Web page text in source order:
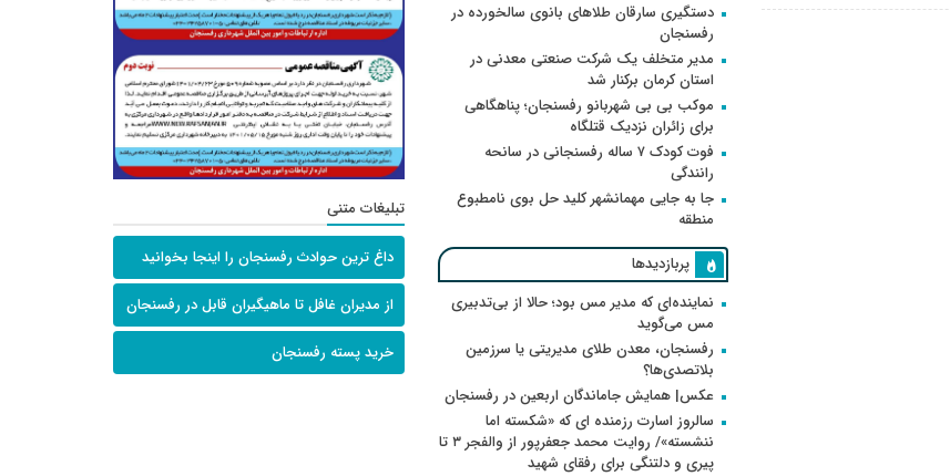
دستگیری سارقان طلاهای بانوی سالخورده در
رفسنجان
مدیر متخلف یک شرکت صنعتی معدنی در
استان کرمان برکنار شد
موکب بی بی شهربانو رفسنجان؛ پناهگاهی
برای زائران نزدیک قتلگاه
فوت کودک ۷ ساله رفسنجانی در سانحه
رانندگی
جا به جایی مهمانشهر کلید حل بوی نامطبوع
منطقه
پربازدیدها
نماینده‌ای که مدیر مس بود؛ حالا از بی‌تدبیری
مس می‌گوید
رفسنجان، معدن طلای مدیریتی یا سرزمین
بلاتصدی‌ها؟
عکس| همایش جاماندگان اربعین در رفسنجان
سالروز اسارت رزمنده ای که «شکسته اما
ننشسته»/ روایت محمد جعفرپور از والفجر ۳ تا
پیری و دلتنگی برای رفقای شهید
تبلیغات متنی
داغ ترین حوادث رفسنجان را اینجا بخوانید
از مدیران غافل تا ماهیگیران قابل در رفسنجان
خرید پسته رفسنجان